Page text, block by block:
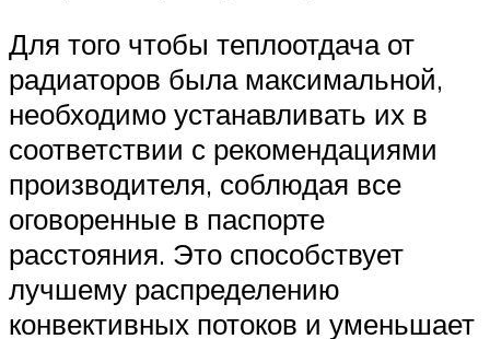
Для того чтобы теплоотдача от
радиаторов была максимальной,
необходимо устанавливать их в
соответствии с рекомендациями
производителя, соблюдая все
оговоренные в паспорте
расстояния. Это способствует
лучшему распределению
конвективных потоков и уменьшает